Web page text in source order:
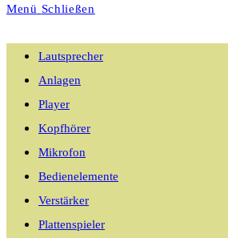
umschalten
Menü Schließen
Lautsprecher
Anlagen
Player
Kopfhörer
Mikrofon
Bedienelemente
Verstärker
Plattenspieler